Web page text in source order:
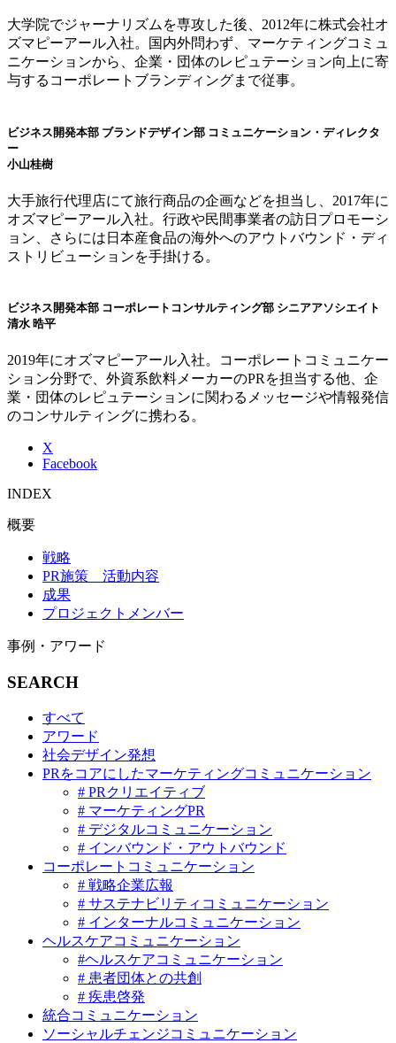
大学院でジャーナリズムを専攻した後、2012年に株式会社オ
ズマピーアール入社。国内外問わず、​マーケティングコミュ
ニケーションから、企業・団体のレピュテーション向上に寄
与するコーポレートブランディングまで従事。
ビジネス開発本部 ブランドデザイン部 コミュニケーション・ディレクタ
ー
小山桂樹
大手旅行代理店にて旅行商品の企画などを担当し、2017年に
オズマピーアール入社。行政や民間事業者の訪日プロモーシ
ョン、さらには日本産食品の海外へのアウトバウンド・ディ
ストリビューションを手掛ける。
ビジネス開発本部 コーポレートコンサルティング部 シニアアソシエイト
清水 晧平
2019年にオズマピーアール入社。コーポレートコミュニケー
ション分野で、外資系飲料メーカーのPRを担当する他、企
業・団体のレピュテーションに関わるメッセージや情報発信
のコンサルティングに携わる。
X
Facebook
INDEX
概要
戦略
PR施策 活動内容
成果
プロジェクトメンバー
事例・アワード
SEARCH
すべて
アワード
社会デザイン発想
PRをコアにしたマーケティングコミュニケーション
# PRクリエイティブ
# マーケティングPR
# デジタルコミュニケーション
# インバウンド・アウトバウンド
コーポレートコミュニケーション
# 戦略企業広報
# サステナビリティコミュニケーション
# インターナルコミュニケーション
ヘルスケアコミュニケーション
#ヘルスケアコミュニケーション
# 患者団体との共創
# 疾患啓発
統合コミュニケーション
ソーシャルチェンジコミュニケーション